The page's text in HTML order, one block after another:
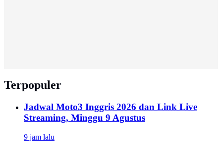
Terpopuler
Jadwal Moto3 Inggris 2026 dan Link Live
Streaming, Minggu 9 Agustus
9 jam lalu